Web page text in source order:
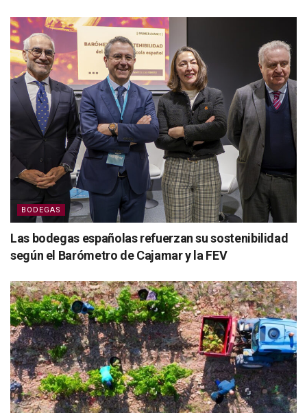
BODEGAS
Las bodegas españolas refuerzan su sostenibilidad
según el Barómetro de Cajamar y la FEV